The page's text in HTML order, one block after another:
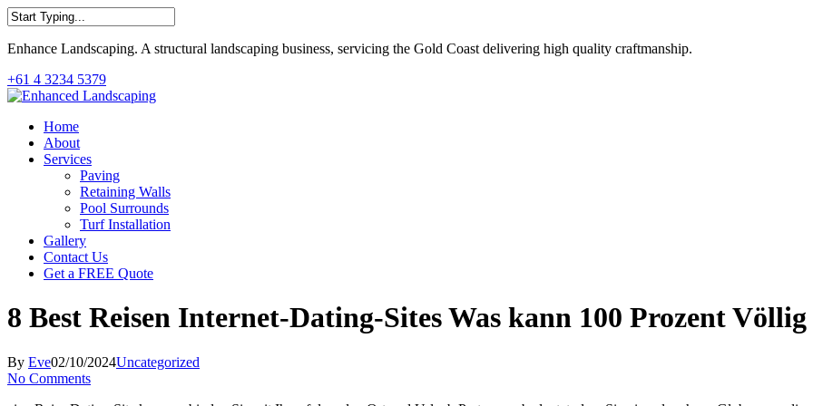
Skip
to
main
Search
Enhance Landscaping. A structural landscaping business, servicing the Gold Coast delivering high quality craftmanship.
+61 4 3234 5379
Menu
Home
About
Services
Paving
Retaining Walls
Pool Surrounds
Turf Installation
Gallery
Contact Us
Get a FREE Quote
8 Best Reisen Internet-Dating-Sites Was kann 100 Prozent
By Eve02/10/2024Uncategorized
No Comments